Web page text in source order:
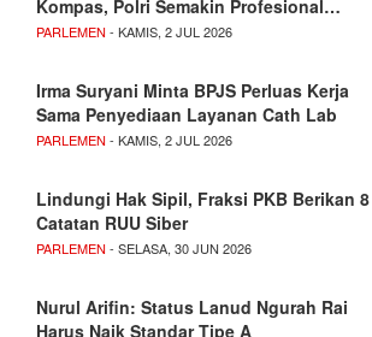
Kompas, Polri Semakin Profesional…
PARLEMEN - KAMIS, 2 JUL 2026
Irma Suryani Minta BPJS Perluas Kerja
Sama Penyediaan Layanan Cath Lab
PARLEMEN - KAMIS, 2 JUL 2026
Lindungi Hak Sipil, Fraksi PKB Berikan 8
Catatan RUU Siber
PARLEMEN - SELASA, 30 JUN 2026
Nurul Arifin: Status Lanud Ngurah Rai
Harus Naik Standar Tipe A